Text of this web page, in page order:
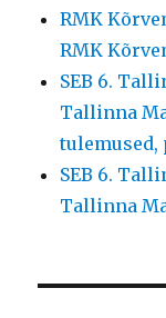
RMK
RMK
SEB 6.
Tallinna
SEB 6.
Tallinna